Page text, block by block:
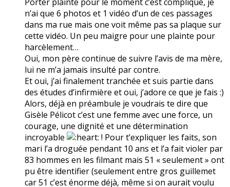
n’ai que 6 photos et 1 vidéo d’un de ces passages
dans ma rue mais one voit même pas sa plaque sur
cette vidéo. Un peu maigre pour une plainte pour
harcèlement…
Oui, mon père continue de suivre l’avis de ma mère,
lui ne m’a jamais insulté par contre.
Et oui, j’ai finalement tranchée et suis partie dans
des études d’infirmière et oui, j’adore ce que je fais :)
Alors, déjà en préambule je voudrais te dire que
Gisèle Pélicot c’est une femme avec une force, un
courage, une dignité et une détermination
incroyable
! Pour t’expliquer les faits, son
mari l’a droguée pendant 10 ans et l’a fait violer par
83 hommes en les filmant mais 51 « seulement » ont
pu être identifier (seulement entre gros guillemet
car 51 c’est énorme déjà, même si on aurait voulu